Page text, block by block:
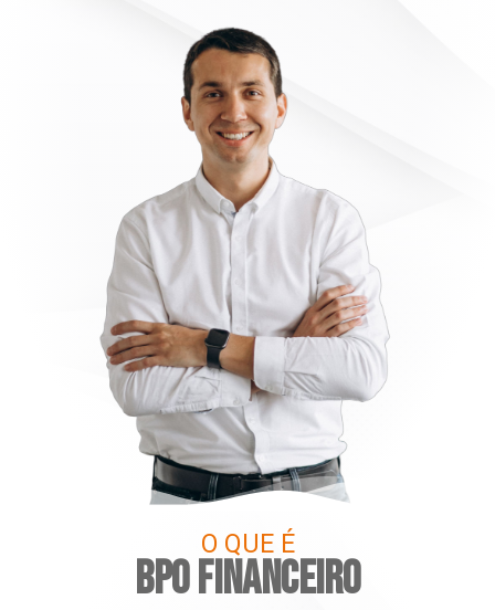
O QUE É
BPO FINANCEIRO